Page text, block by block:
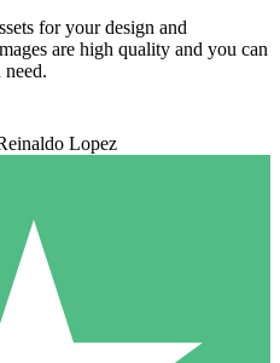
for your design and
are high quality and you can
Lopez